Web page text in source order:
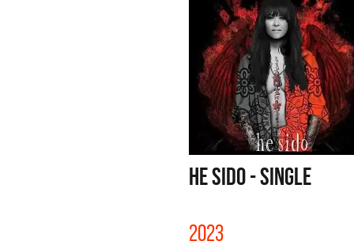
HE SIDO - SINGLE
2023